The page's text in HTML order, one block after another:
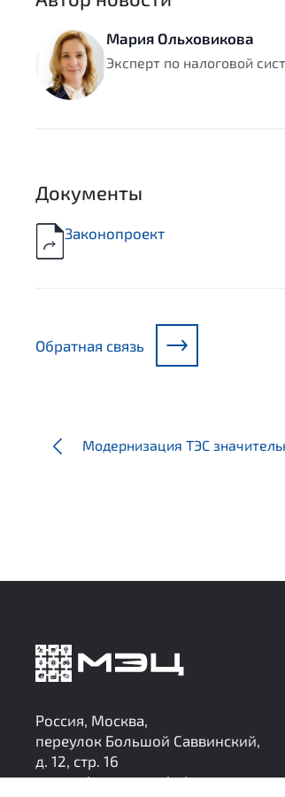
Мария Ольховикова
Эксперт по налоговой
Документы
Законопроект
Обратная связь
Модернизация ТЭС
Россия, Москва,
переулок Большой Саввинский,
д. 12, стр. 16
research@mec-analytics.ru